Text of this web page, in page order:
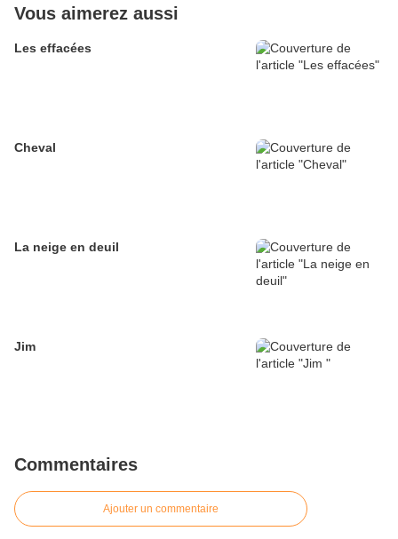
Vous aimerez aussi
Les effacées
Cheval
La neige en deuil
Jim
Commentaires
Ajouter un commentaire